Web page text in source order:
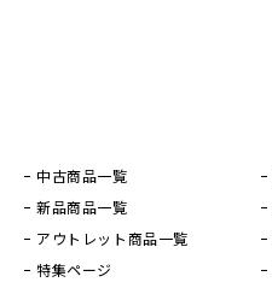
中古商品一覧
新品商品一覧
アウトレット商品一覧
特集ページ